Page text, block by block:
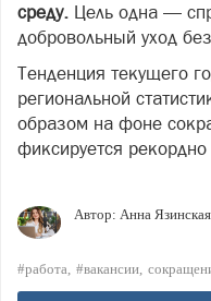
среду. Цель одна —
добровольный уход
Тенденция текущего
региональной
образом на фоне
фиксируется
Автор: Анна Язинская
#работа #вакансии